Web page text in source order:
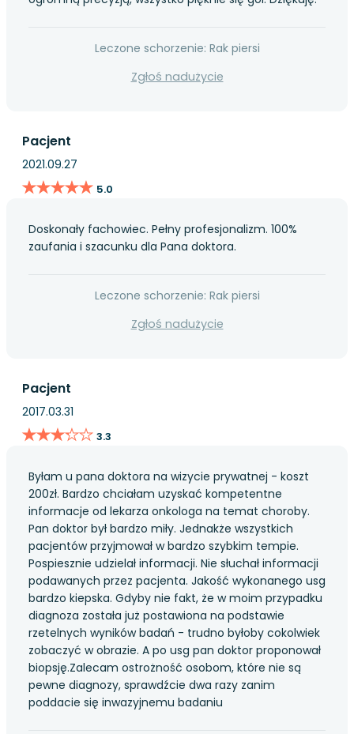
Leczone schorzenie: Rak piersi
Zgłoś nadużycie
Pacjent
2021.09.27
★★★★★
★★★★★ 5.0
Doskonały fachowiec. Pełny profesjonalizm. 100%
zaufania i szacunku dla Pana doktora.
Leczone schorzenie: Rak piersi
Zgłoś nadużycie
Pacjent
2017.03.31
★★★★★
★★★★★ 3.3
Byłam u pana doktora na wizycie prywatnej - koszt
200zł. Bardzo chciałam uzyskać kompetentne
informacje od lekarza onkologa na temat choroby.
Pan doktor był bardzo miły. Jednakże wszystkich
pacjentów przyjmował w bardzo szybkim tempie.
Pospiesznie udzielał informacji. Nie słuchał informacji
podawanych przez pacjenta. Jakość wykonanego usg
bardzo kiepska. Gdyby nie fakt, że w moim przypadku
diagnoza została już postawiona na podstawie
rzetelnych wyników badań - trudno byłoby cokolwiek
zobaczyć w obrazie. A po usg pan doktor proponował
biopsję.Zalecam ostrożność osobom, które nie są
pewne diagnozy, sprawdźcie dwa razy zanim
poddacie się inwazyjnemu badaniu